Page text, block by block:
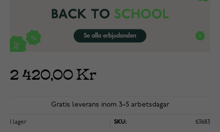
2 420,00 Kr
Gratis leverans inom 3–5 arbetsdagar
I lager SKU: 63683